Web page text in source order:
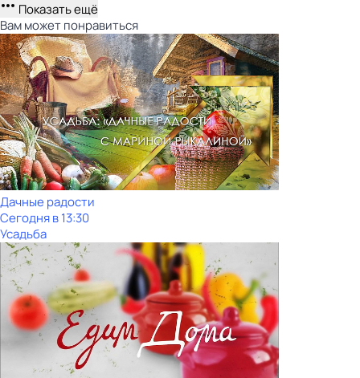
Показать ещё
Вам может понравиться
Дачные радости
Сегодня в 13:30
Усадьба